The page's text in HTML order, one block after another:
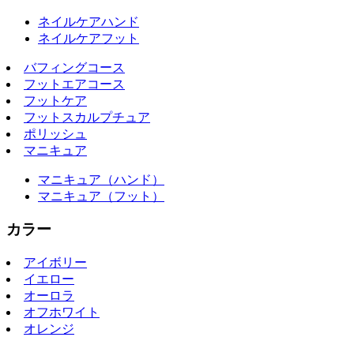
ネイルケアハンド
ネイルケアフット
バフィングコース
フットエアコース
フットケア
フットスカルプチュア
ポリッシュ
マニキュア
マニキュア（ハンド）
マニキュア（フット）
カラー
アイボリー
イエロー
オーロラ
オフホワイト
オレンジ